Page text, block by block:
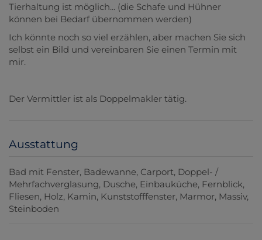
Tierhaltung ist möglich... (die Schafe und Hühner
können bei Bedarf übernommen werden)
Ich könnte noch so viel erzählen, aber machen Sie sich
selbst ein Bild und vereinbaren Sie einen Termin mit
mir.
Der Vermittler ist als Doppelmakler tätig.
Ausstattung
Bad mit Fenster Badewanne Carport Doppel- /
Mehrfachverglasung Dusche Einbauküche Fernblick
Fliesen Holz Kamin Kunststofffenster Marmor Massiv
Steinboden